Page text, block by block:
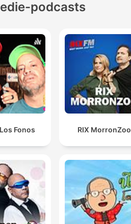
podcasts
Fonos RIX MorronZoo